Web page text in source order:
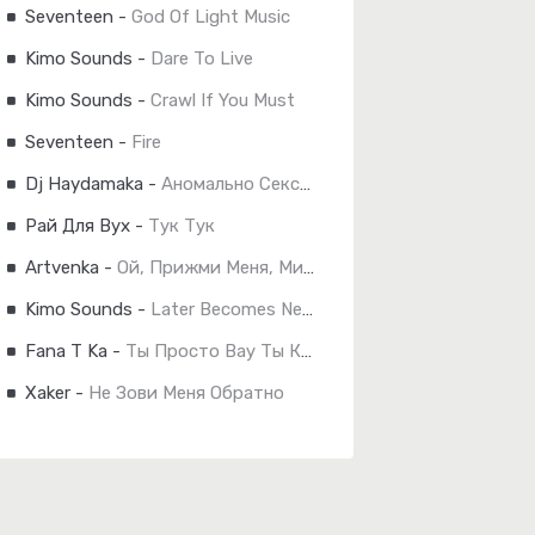
Seventeen - God Of Light Music
Kimo Sounds - Dare To Live
Kimo Sounds - Crawl If You Must
Seventeen - Fire
Dj Haydamaka - Аномально Сексуальна
Рай Для Вух - Тук Тук
Artvenka - Ой, Прижми Меня, Милок!
Kimo Sounds - Later Becomes Never
Fana T Ka - Ты Просто Вау Ты Космос
Xaker - Не Зови Меня Обратно